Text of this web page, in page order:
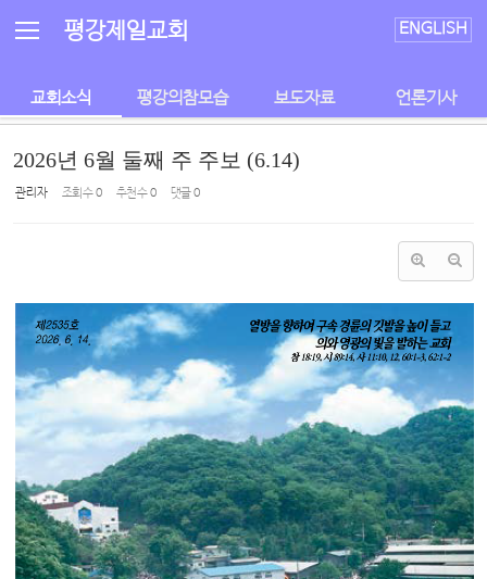
평강제일교회 ENGLISH
교회소식 평강의참모습 보도자료 언론기사
2026년 6월 둘째 주 주보 (6.14)
관리자 조회 수0 추천 수0 댓글0